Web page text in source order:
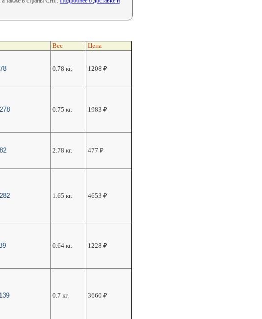
Вес Цена
0.78 кг. 1208 ₽
0.75 кг. 1983 ₽
2.78 кг. 477 ₽
1.65 кг. 4653 ₽
0.64 кг. 1228 ₽
0.7 кг. 3660 ₽